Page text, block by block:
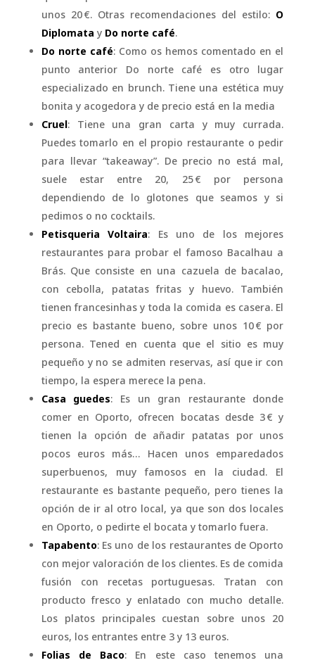
unos 20 €. Otras recomendaciones del estilo: O
Diplomata y Do norte café.
Do norte café: Como os hemos comentado en el
punto anterior Do norte café es otro lugar
especializado en brunch. Tiene una estética muy
bonita y acogedora y de precio está en la media
Cruel: Tiene una gran carta y muy currada.
Puedes tomarlo en el propio restaurante o pedir
para llevar “takeaway”. De precio no está mal,
suele estar entre 20, 25 € por persona
dependiendo de lo glotones que seamos y si
pedimos o no cocktails.
Petisqueria Voltaira: Es uno de los mejores
restaurantes para probar el famoso Bacalhau a
Brás. Que consiste en una cazuela de bacalao,
con cebolla, patatas fritas y huevo. También
tienen francesinhas y toda la comida es casera. El
precio es bastante bueno, sobre unos 10 € por
persona. Tened en cuenta que el sitio es muy
pequeño y no se admiten reservas, así que ir con
tiempo, la espera merece la pena.
Casa guedes: Es un gran restaurante donde
comer en Oporto, ofrecen bocatas desde 3 € y
tienen la opción de añadir patatas por unos
pocos euros más… Hacen unos emparedados
superbuenos, muy famosos en la ciudad. El
restaurante es bastante pequeño, pero tienes la
opción de ir al otro local, ya que son dos locales
en Oporto, o pedirte el bocata y tomarlo fuera.
Tapabento: Es uno de los restaurantes de Oporto
con mejor valoración de los clientes. Es de comida
fusión con recetas portuguesas. Tratan con
producto fresco y enlatado con mucho detalle.
Los platos principales cuestan sobre unos 20
euros, los entrantes entre 3 y 13 euros.
Folias de Baco: En este caso tenemos una